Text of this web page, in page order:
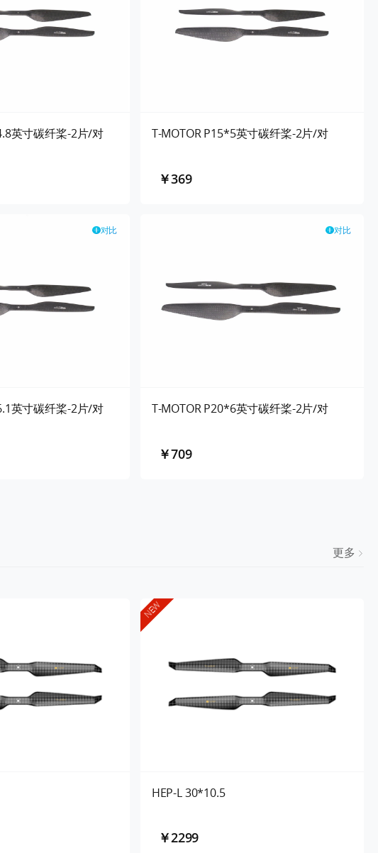
英寸碳纤桨-2片/对 T-MOTOR P15*5英寸碳纤桨-2片/对
￥369
对比
英寸碳纤桨-2片/对
对比
T-MOTOR P20*6英寸碳纤桨-2片/对
￥709
更多
NEW
HEP-L 30*10.5
￥2299